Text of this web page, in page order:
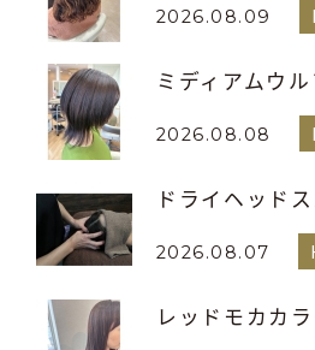
2026.08.09
ミディアムウル
2026.08.08
ドライヘッド
2026.08.07
レッドモカカ